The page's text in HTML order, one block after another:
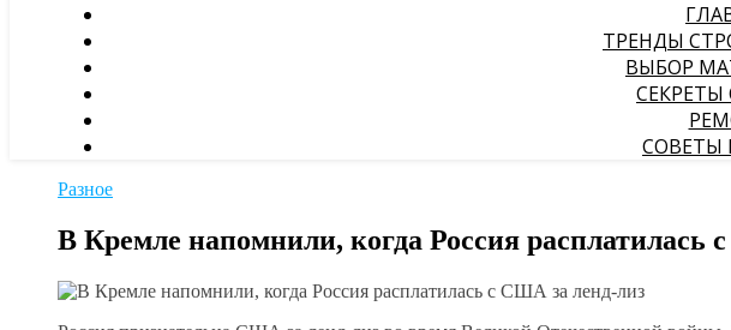
ТРЕНДЫ
ВЫБОР
СОВЕТЫ
Разное
В Кремле напомнили, когда Россия расплатилась